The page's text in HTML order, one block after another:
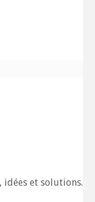
idées et solutions.